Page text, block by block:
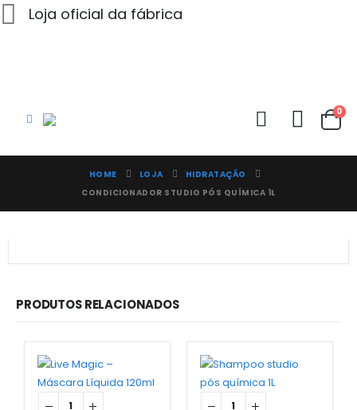
Loja oficial da fábrica
0
HOME LOJA
HIDRATAÇÃO
CONDICIONADOR STUDIO PÓS QUÍMICA 1L
PRODUTOS RELACIONADOS